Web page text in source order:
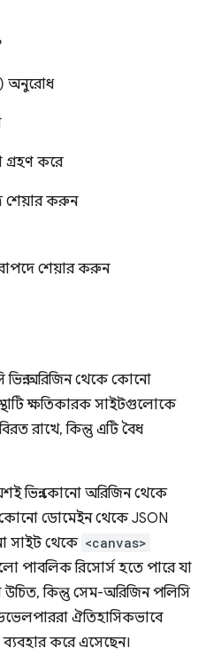
অনুরোধ
গ্রহণ করে
শেয়ার করুন
শেয়ার করুন
ভিন্ন অরিজিন থেকে কোনো
ক্ষতিকারক সাইটগুলোকে
রাখে, কিন্তু এটি বৈধ
ভিন্ন কোনো অরিজিন থেকে
কোনো ডোমেইন থেকে JSON
সাইট থেকে <canvas>
পাবলিক রিসোর্স হতে পারে যা
কিন্তু সেম-অরিজিন পলিসি
ঐতিহাসিকভাবে
করে এসেছেন।